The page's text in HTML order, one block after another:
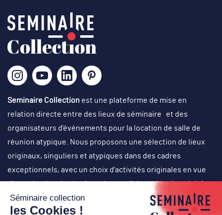
Seminaire Collection est une plateforme de mise en
relation directe entre des lieux de séminaire et des
organisateurs d’événements pour la location de salle de
réunion atypique. Nous proposons une sélection de lieux
originaux, singuliers et atypiques dans des cadres
exceptionnels, avec un choix d’activités originales en vue
d’organisation de réunions de travail, journées de cohésion,
off-site, comité de direction, conventions, team-building,
soirées événementielles (lancement de produit, cocktail